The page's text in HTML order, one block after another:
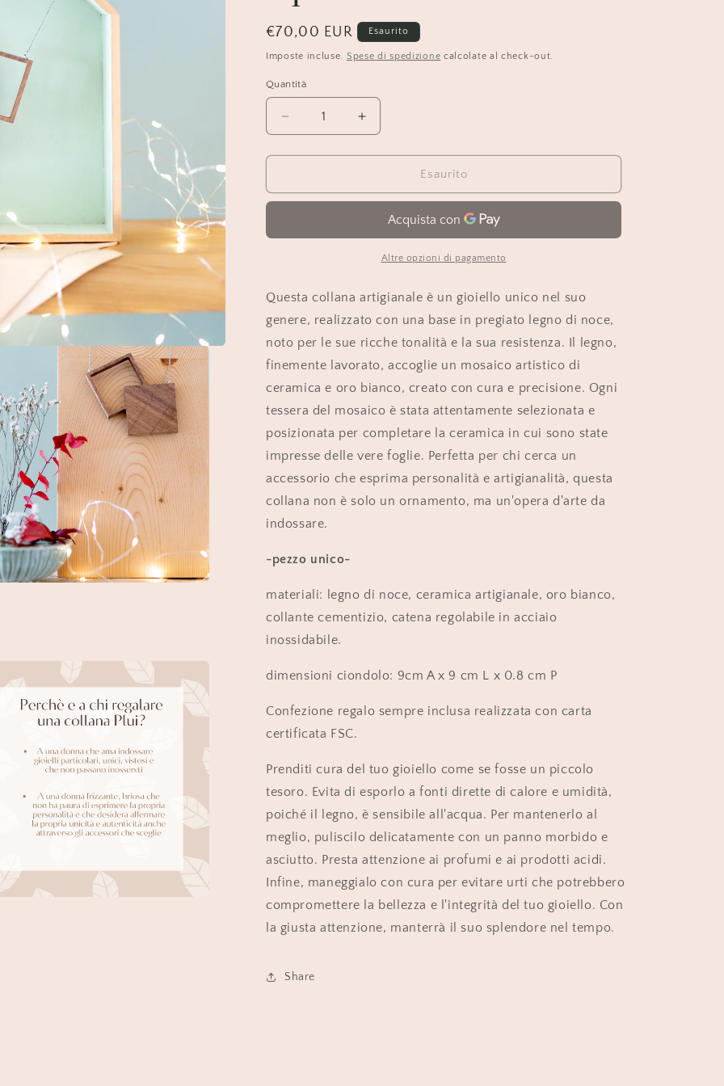
g
i
c
a
Prezzo
di
€70,00 EUR Esaurito
Imposte incluse. Spese di spedizione calcolate al check-out.
Quantità
Diminuisci
quantità
per
elegante
e
Upsidu
Aumenta
quantità
per
elegante
legno
e
mosaico
Upsidu
Esaurito
Altre opzioni di pagamento
Questa collana artigianale è un gioiello unico nel suo
genere, realizzato con una base in pregiato legno di noce,
noto per le sue ricche tonalità e la sua resistenza. Il legno,
finemente lavorato, accoglie un mosaico artistico di
ceramica e oro bianco, creato con cura e precisione. Ogni
tessera del mosaico è stata attentamente selezionata e
posizionata per completare la ceramica in cui sono state
impresse delle vere foglie. Perfetta per chi cerca un
accessorio che esprima personalità e artigianalità, questa
collana non è solo un ornamento, ma un'opera d'arte da
indossare.
-pezzo unico-
materiali: legno di noce, ceramica artigianale, oro bianco,
collante cementizio, catena regolabile in acciaio
inossidabile.
dimensioni ciondolo: 9cm A x 9 cm L x 0.8 cm P
Confezione regalo sempre inclusa realizzata con carta
certificata FSC.
Prenditi cura del tuo gioiello come se fosse un piccolo
tesoro. Evita di esporlo a fonti dirette di calore e umidità,
poiché il legno, è sensibile all'acqua. Per mantenerlo al
meglio, puliscilo delicatamente con un panno morbido e
asciutto. Presta attenzione ai profumi e ai prodotti acidi.
Infine, maneggialo con cura per evitare urti che potrebbero
compromettere la bellezza e l'integrità del tuo gioiello. Con
la giusta attenzione, manterrà il suo splendore nel tempo.
Share